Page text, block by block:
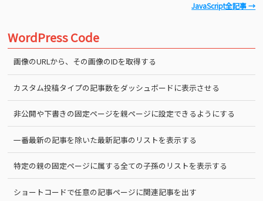
JavaScript全記事 →
WordPress Code
画像のURLから、その画像のIDを取得する
カスタム投稿タイプの記事数をダッシュボードに表示させる
非公開や下書きの固定ページを親ページに設定できるようにする
一番最新の記事を除いた最新記事のリストを表示する
特定の親の固定ページに属する全ての子孫のリストを表示する
ショートコードで任意の記事ページに関連記事を出す